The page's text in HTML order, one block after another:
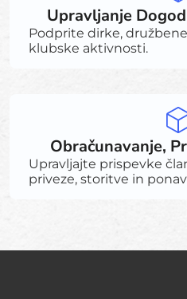
Upravljanje
Podprite dirke,
klubske aktivnosti.
Obračunavanje,
Upravljajte prispevke
priveze, storitve in